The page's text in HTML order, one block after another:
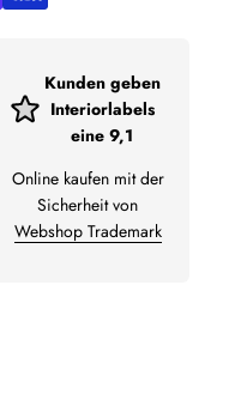
Kunden geben
Interiorlabels
eine 9,1
Online kaufen mit der
Sicherheit von
Webshop Trademark